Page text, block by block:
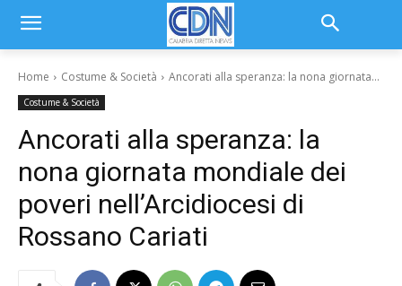
Home Costume & Società Ancorati alla speranza: la nona giornata...
Costume & Società
Ancorati alla speranza: la
nona giornata mondiale dei
poveri nell’Arcidiocesi di
Rossano Cariati